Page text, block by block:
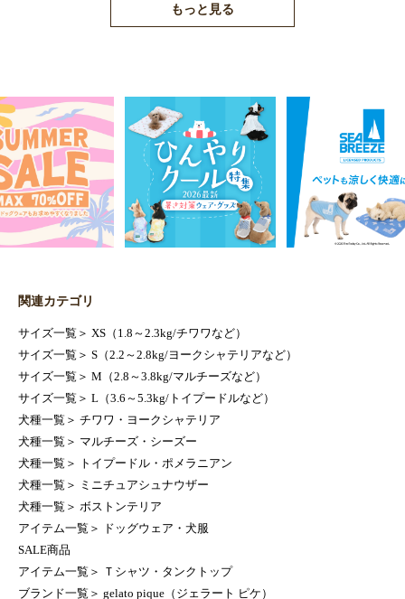
もっと見る
関連カテゴリ
サイズ一覧 ＞ XS（1.8～2.3kg/チワワなど）
サイズ一覧 ＞ S（2.2～2.8kg/ヨークシャテリアなど）
サイズ一覧 ＞ M（2.8～3.8kg/マルチーズなど）
サイズ一覧 ＞ L（3.6～5.3kg/トイプードルなど）
犬種一覧 ＞ チワワ・ヨークシャテリア
犬種一覧 ＞ マルチーズ・シーズー
犬種一覧 ＞
トイプードル・ポメラニアン
犬種一覧 ＞
ミニチュアシュナウザー
犬種一覧 ＞ ボストンテリア
アイテム一覧 ＞
ドッグウェア・犬服
SALE商品
アイテム一覧 ＞
Ｔシャツ・タンクトップ
ブランド一覧 ＞ gelato pique（ジェラート ピケ）